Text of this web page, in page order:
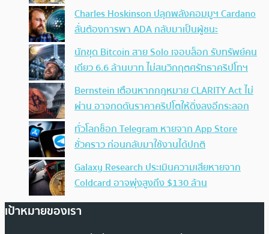
Charles Hoskinson ปลุกพลังคอมมูฯ Cardano
ลั่นต้องการพา ADA กลับมาเป็นผู้ชนะ
นักขุด Bitcoin สาย Solo เจอบล็อก รับทรัพย์คน
เดียว 6.6 ล้านบาท ไม่สนวิกฤตศรัทธาคริปโทฯ
Bernstein เตือนหากกฎหมาย CLARITY Act ไม่
ผ่าน อาจกดดันราคาคริปโตให้ดิ่งลงอีกระลอก
ทั่วโลกช็อก Telegram หายจาก App Store
ชั่วคราว ก่อนกลับมาใช้งานได้ปกติ
Galaxy Research ประเมินความเสียหายจาก
Coldcard อาจพุ่งสูงถึง $130 ล้าน
เป้าหมายของเรา